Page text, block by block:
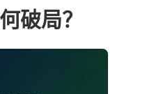
破局？